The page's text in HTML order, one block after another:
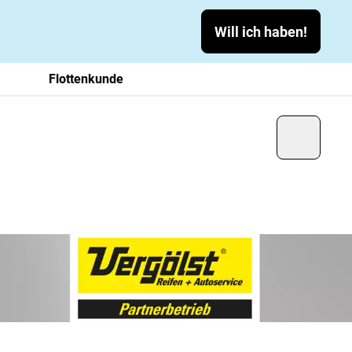
Will ich haben!
Flottenkunde